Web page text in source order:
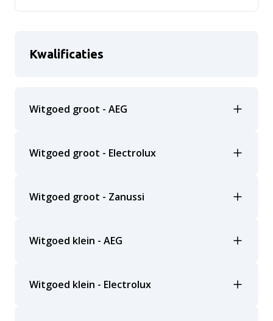
Kwalificaties
Witgoed groot - AEG
Witgoed groot - Electrolux
Witgoed groot - Zanussi
Witgoed klein - AEG
Witgoed klein - Electrolux